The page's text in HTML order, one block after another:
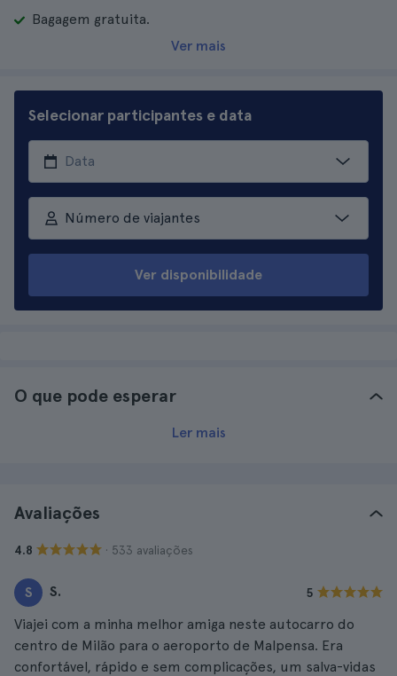
Bagagem gratuita.
Ver mais
Selecionar participantes e data
Número de viajantes
Ver disponibilidade
O que pode esperar
Ler mais
Avaliações
4.8 · 533 avaliações
S S. 5
Viajei com a minha melhor amiga neste autocarro do
centro de Milão para o aeroporto de Malpensa. Era
confortável, rápido e sem complicações, um salva-vidas